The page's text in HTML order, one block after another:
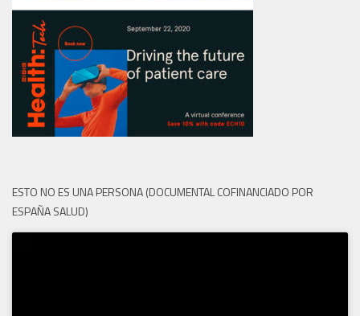
ESTO NO ES UNA PERSONA (DOCUMENTAL COFINANCIADO POR
ESPAÑA SALUD)